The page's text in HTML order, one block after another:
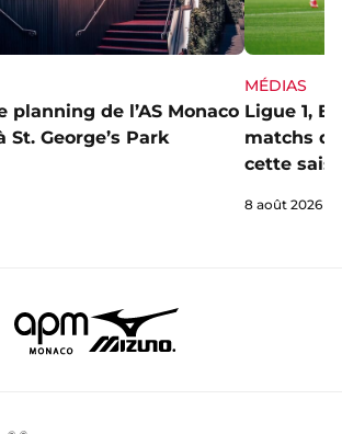
planning de l’AS Monaco
George’s Park
MÉDIAS
Ligue 1,
matchs
cette
8 août 2026